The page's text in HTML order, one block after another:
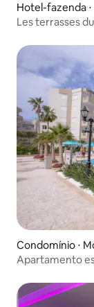
Hotel-fazenda
Les terrasses
Condomínio ⋅
Apartamento